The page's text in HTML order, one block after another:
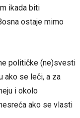
ikada biti
ostaje mimo
političke (ne)svesti
ako se leči, a za
i okolo
ako se vlasti